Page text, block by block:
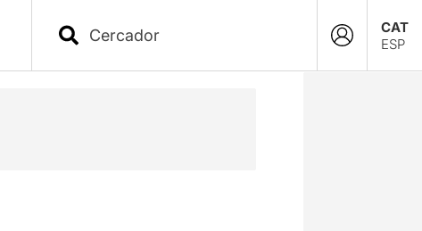
CAT
ESP